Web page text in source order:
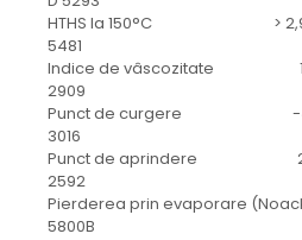
Motoras electric si pompa
Cilindri si burdufuri protectie
Consumabile
HTHS la 150°C > 2,9
5481
Indice de
2909
Punct de curgere -
3016
Punct de aprindere
2592
Pierderea prin evaporare
5800B